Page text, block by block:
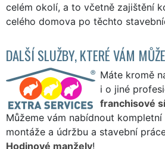
celém okolí, a to včetně zajištění
celého domova po těchto
DALŠÍ SLUŽBY, KTERÉ VÁM
Máte kromě
i o jiné
franchisové
Můžeme vám nabídnout kompletní
montáže a údržbu a stavební
Hodinové manžely!